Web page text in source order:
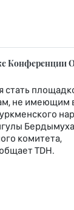
Конференции
стать
не имеющим
комитета,
TDH.